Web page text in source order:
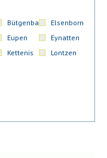
Bütgenbach
Elsenborn
Eupen
Eynatten
Kettenis
Lontzen